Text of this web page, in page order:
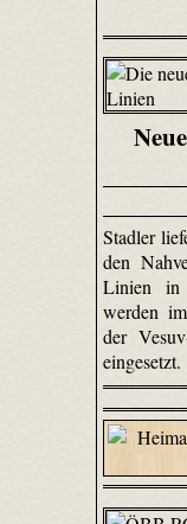
Stadler
den
Linien in
werden
der
eingesetzt.